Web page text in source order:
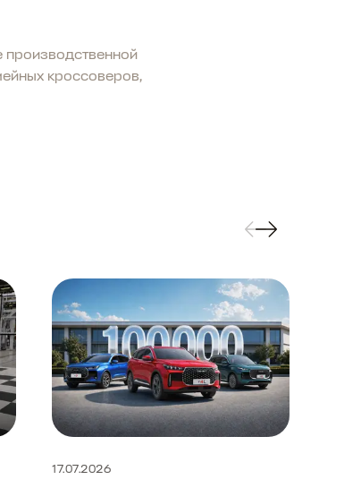
производственной
кроссоверов,
17.07.2026